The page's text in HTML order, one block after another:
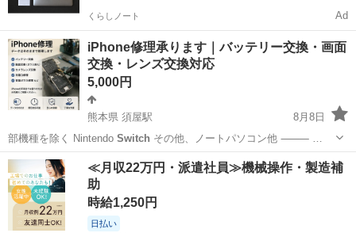
くらしノート Ad
iPhone修理承ります｜バッテリー交換・画面
交換・レンズ交換対応
5,000円
熊本県 須屋駅
8月8日
部機種を除く Nintendo Switch その他、ノートパソコン他 ⸻ …
熊本 合志市 須屋駅 ソフトバンク 画面
≪月収22万円・派遣社員≫機械操作・製造補
助
時給1,250円
日払い